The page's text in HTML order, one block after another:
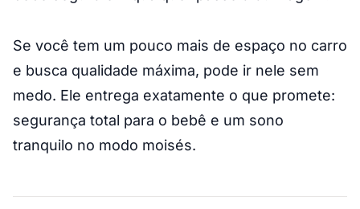
Se você tem um pouco mais de espaço no carro
e busca qualidade máxima, pode ir nele sem
medo. Ele entrega exatamente o que promete:
segurança total para o bebê e um sono
tranquilo no modo moisés.